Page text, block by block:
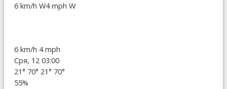
6 km/h W4 mph W
6 km/h 4 mph
Сря, 12 03:00
21° 70° 21° 70°
55%